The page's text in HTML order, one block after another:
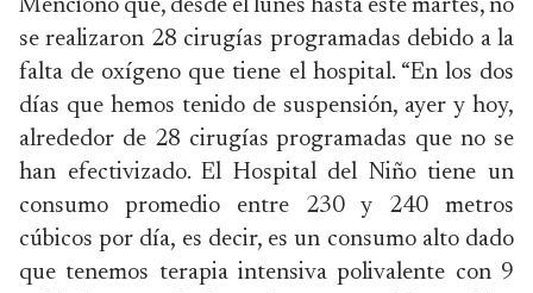
Mencionó que, desde el lunes hasta este martes, no
se realizaron 28 cirugías programadas debido a la
falta de oxígeno que tiene el hospital. “En los dos
días que hemos tenido de suspensión, ayer y hoy,
alrededor de 28 cirugías programadas que no se
han efectivizado. El Hospital del Niño tiene un
consumo promedio entre 230 y 240 metros
cúbicos por día, es decir, es un consumo alto dado
que tenemos terapia intensiva polivalente con 9